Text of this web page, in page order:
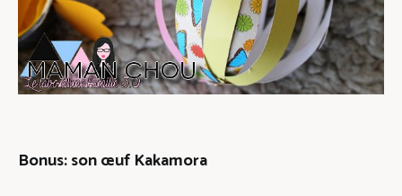
Bonus: son œuf Kakamora